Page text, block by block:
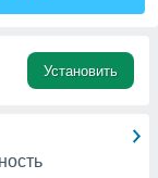
Установить